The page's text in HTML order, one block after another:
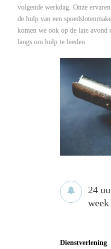
volgende werkdag. Onze
de hulp van een
komen we ook op de late
langs om hulp te bieden.
24
Dienstverlening